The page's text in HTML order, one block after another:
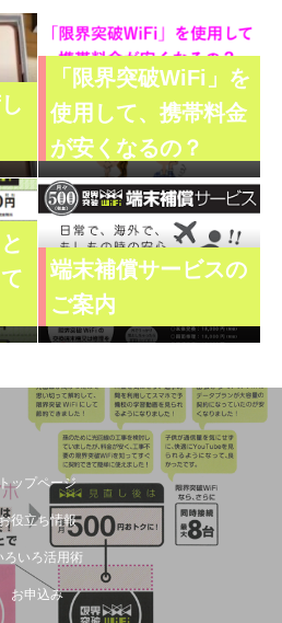
「限界突破WiFi」を
使用して、携帯料金
が安くなるの？
端末補償サービスの
ご案内
ップページ
役立ち情報
ろいろ活用術
お申込み